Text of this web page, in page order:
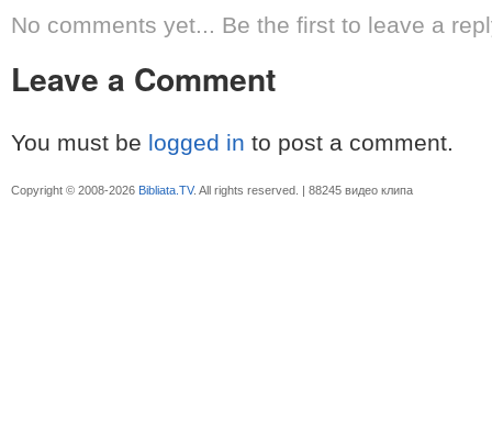
No comments yet... Be the first to leave a
Leave a Comment
You must be logged in to post a comment.
Copyright © 2008-2026 Bibliata.TV. All rights reserved. | 88245 видео клипа